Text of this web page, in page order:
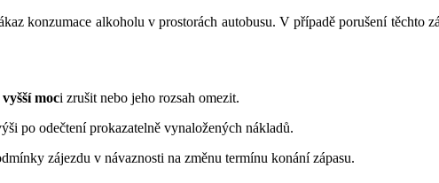
konzumace alkoholu v prostorách autobusu. V případě porušení těchto
moci zrušit nebo jeho rozsah omezit.
po odečtení prokazatelně vynaložených nákladů.
zájezdu v návaznosti na změnu termínu konání zápasu.